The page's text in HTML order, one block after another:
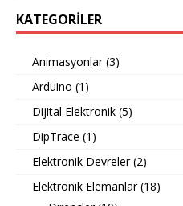
KATEGORILER
Animasyonlar(3)
Arduino (1)
Dijital Elektronik (5)
DipTrace (1)
Elektronik Devreler(2)
Elektronik Elemanlar(18)